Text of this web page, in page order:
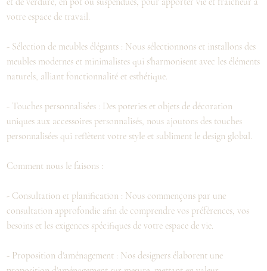
votre espace de travail.
- Sélection de meubles élégants : Nous sélectionnons et installons des
meubles modernes et minimalistes qui s'harmonisent avec les éléments
naturels, alliant fonctionnalité et esthétique.
- Touches personnalisées : Des poteries et objets de décoration
uniques aux accessoires personnalisés, nous ajoutons des touches
personnalisées qui reflètent votre style et subliment le design global.
Comment nous le faisons :
- Consultation et planification : Nous commençons par une
consultation approfondie afin de comprendre vos préférences, vos
besoins et les exigences spécifiques de votre espace de vie.
- Proposition d'aménagement : Nos designers élaborent une